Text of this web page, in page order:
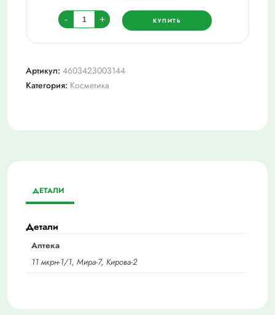
-
Количество
товара
Освежитель
рта
Альбадент
спрей
+ КУПИТЬ
Артикул: 4603423003144
Категория: Косметика
ДЕТАЛИ
Детали
Аптека
11 мкрн-1/1, Мира-7, Кирова-2